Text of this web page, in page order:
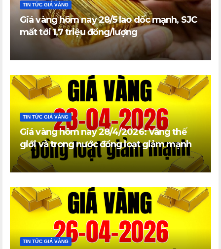
TIN TỨC GIÁ VÀNG
Giá vàng hôm nay 28/5 lao dốc mạnh, SJC
mất tới 1,7 triệu đồng/lượng
TIN TỨC GIÁ VÀNG
Giá vàng hôm nay 28/4/2026: Vàng thế
giới và trong nước đồng loạt giảm mạnh
TIN TỨC GIÁ VÀNG